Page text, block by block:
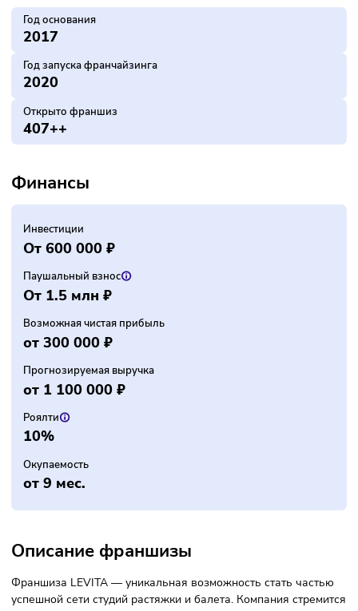
Год основания
2017
2020
Открыто франшиз
407++
Финансы
Инвестиции
От 600 000 ₽
Паушальный взнос
От 1.5 млн ₽
Возможная чистая прибыль
от 300 000 ₽
Роялти
Окупаемость